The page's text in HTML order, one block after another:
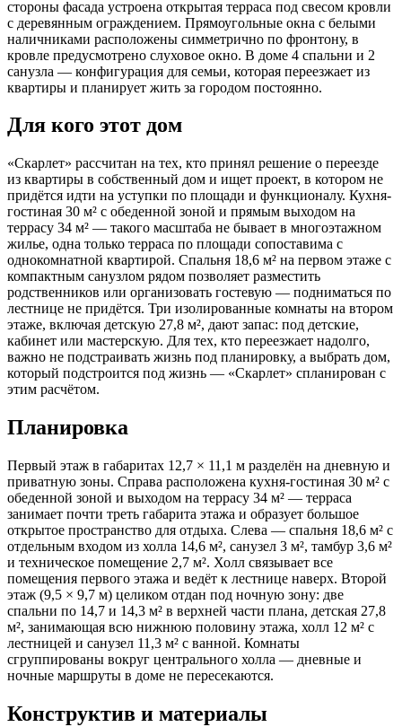
стороны фасада устроена открытая терраса под свесом кровли
с деревянным ограждением. Прямоугольные окна с белыми
наличниками расположены симметрично по фронтону, в
кровле предусмотрено слуховое окно. В доме 4 спальни и 2
санузла — конфигурация для семьи, которая переезжает из
квартиры и планирует жить за городом постоянно.
Для кого этот дом
«Скарлет» рассчитан на тех, кто принял решение о переезде
из квартиры в собственный дом и ищет проект, в котором не
придётся идти на уступки по площади и функционалу. Кухня-
гостиная 30 м² с обеденной зоной и прямым выходом на
террасу 34 м² — такого масштаба не бывает в многоэтажном
жилье, одна только терраса по площади сопоставима с
однокомнатной квартирой. Спальня 18,6 м² на первом этаже с
компактным санузлом рядом позволяет разместить
родственников или организовать гостевую — подниматься по
лестнице не придётся. Три изолированные комнаты на втором
этаже, включая детскую 27,8 м², дают запас: под детские,
кабинет или мастерскую. Для тех, кто переезжает надолго,
важно не подстраивать жизнь под планировку, а выбрать дом,
который подстроится под жизнь — «Скарлет» спланирован с
этим расчётом.
Планировка
Первый этаж в габаритах 12,7 × 11,1 м разделён на дневную и
приватную зоны. Справа расположена кухня-гостиная 30 м² с
обеденной зоной и выходом на террасу 34 м² — терраса
занимает почти треть габарита этажа и образует большое
открытое пространство для отдыха. Слева — спальня 18,6 м² с
отдельным входом из холла 14,6 м², санузел 3 м², тамбур 3,6 м²
и техническое помещение 2,7 м². Холл связывает все
помещения первого этажа и ведёт к лестнице наверх. Второй
этаж (9,5 × 9,7 м) целиком отдан под ночную зону: две
спальни по 14,7 и 14,3 м² в верхней части плана, детская 27,8
м², занимающая всю нижнюю половину этажа, холл 12 м² с
лестницей и санузел 11,3 м² с ванной. Комнаты
сгруппированы вокруг центрального холла — дневные и
ночные маршруты в доме не пересекаются.
Конструктив и материалы